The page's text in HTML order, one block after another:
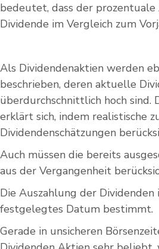
bedeutet, dass der
Dividende im Vergleich zum
Als Dividendenaktien werden
beschrieben, deren aktuelle
überdurchschnittlich hoch sind.
erklärt sich, indem realistische
Dividendenschätzungen
Auch müssen die bereits
aus der Vergangenheit
Die Auszahlung der
festgelegtes Datum bestimmt.
Gerade in unsicheren